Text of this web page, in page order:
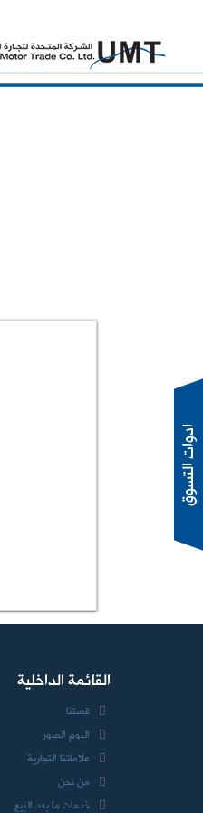
القائمة الداخلية
قصتنا
البوم الصور
علاماتنا التجارية
من نحن
خدمات ما بعد البيع
ادوات التسوق